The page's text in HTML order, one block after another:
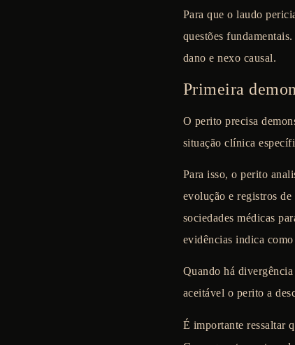
Para que o laudo
questões
dano e nexo causal.
Primeira
O perito precisa
situação clínica
Para isso, o perito
evolução e registros
sociedades médicas
evidências indica
Quando há
aceitável o perito a
É importante ressaltar